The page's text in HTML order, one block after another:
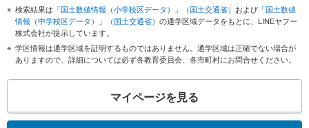
検索結果は 「国土数値情報（小学校区データ）」（国土交通省） および 「国土数値
情報（中学校区データ）」（国土交通省） の通学区域データをもとに、LINEヤフー
株式会社が提示しています。
学区情報は通学区域を証明するものではありません。通学区域は正確でない場合が
ありますので、詳細については必ず各教育委員会、各市町村にお問合せください。
マイページを見る